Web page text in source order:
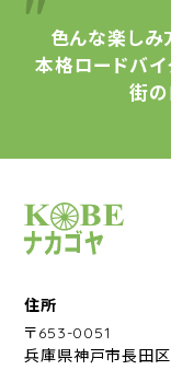
色んな楽しみ
本格ロードバイ
街の
サイクルショップナカ
住所
〒653-0051
兵庫県神戸市長田